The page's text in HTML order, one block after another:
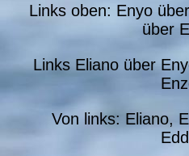
Links oben: Enyo
über
Links Eliano über
Von links: Eliano,